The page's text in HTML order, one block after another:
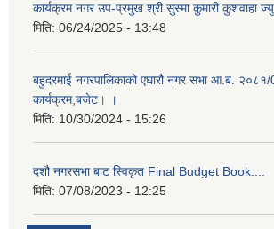
कार्यक्रम नगर उप-प्रमुख श्री सुस्मा कुमारी कुशवाहा
मिति: 06/24/2025 - 13:48
बहुदरमाई नगरपालिकाको एघारौ नगर सभा आ.ब.
कार्यक्रम,बजेट। ।
मिति: 10/30/2024 - 15:26
दशौ नगरसभा बाट स्विकृत Final Budget Book....
मिति: 07/08/2023 - 12:25